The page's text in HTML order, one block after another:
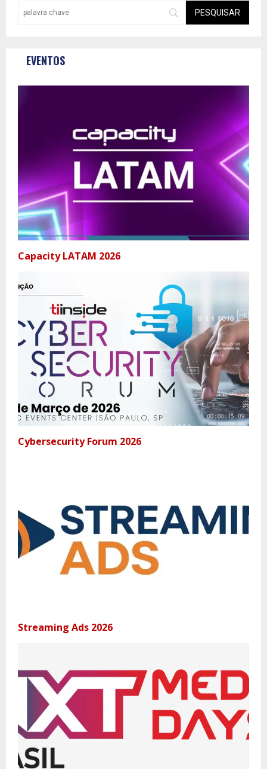
EVENTOS
Capacity LATAM 2026
Cybersecurity Forum 2026
Streaming Ads 2026